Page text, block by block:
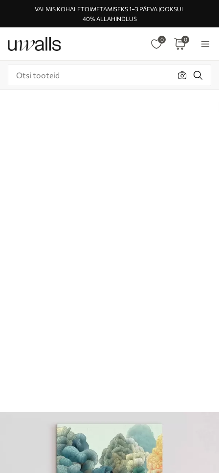
VALMIS KOHALETOIMETAMISEKS 1–3 PÄEVA JOOKSUL
40% ALLAHINDLUS
0 0